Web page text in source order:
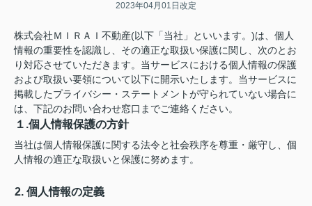
2023年04月01日改定
株式会社ＭＩＲＡＩ不動産(以下「当社」といいます。)は、個人
情報の重要性を認識し、その適正な取扱い保護に関し、次のとお
り対応させていただきます。当サービスにおける個人情報の保護
および取扱い要領について以下に開示いたします。当サービスに
掲載したプライバシー・ステートメントが守られていない場合に
は、下記のお問い合わせ窓口までご連絡ください。
１.個人情報保護の方針
当社は個人情報保護に関する法令と社会秩序を尊重・厳守し、個
人情報の適正な取扱いと保護に努めます。
2. 個人情報の定義